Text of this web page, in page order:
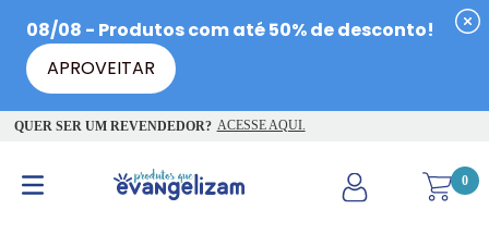
QUER SER UM REVENDEDOR? ACESSE AQUI.
0